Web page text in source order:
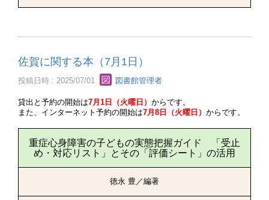
佐賀に関する本（7月1日）
投稿日時 : 2025/07/01 図書館管理者
貸出と予約の開始は7月1日（火曜日） からです。
また、インターネット予約の開始は7月8日（火曜日） からです。
重症心身障害の子どもの実態把握ガイド 「受止
め・対応リスト」とその「評価シート」の活用
徳永 豊／編著